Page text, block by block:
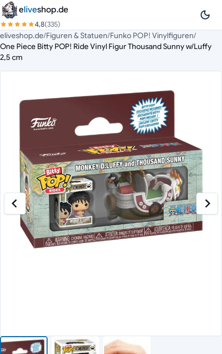
Zum Inhalt springen
eliveshop.de
4,8(335)
eliveshop.de/Figuren & Statuen/Funko POP! Vinylfiguren/
One Piece Bitty POP! Ride Vinyl Figur Thousand Sunny w/Luffy
2,5 cm